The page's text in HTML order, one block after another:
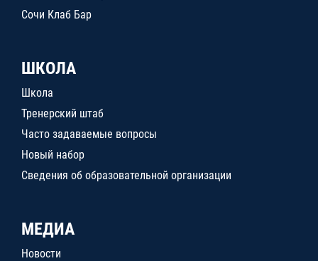
Сочи Клаб Бар
ШКОЛА
Школа
Тренерский штаб
Часто задаваемые вопросы
Новый набор
Сведения об образовательной организации
МЕДИА
Новости